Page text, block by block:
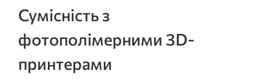
Сумісність з
фотополімерними 3D-
принтерами